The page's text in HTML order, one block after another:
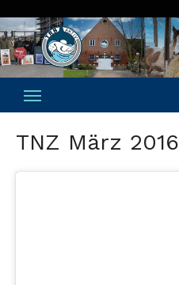
to
content
TNZ März 2016